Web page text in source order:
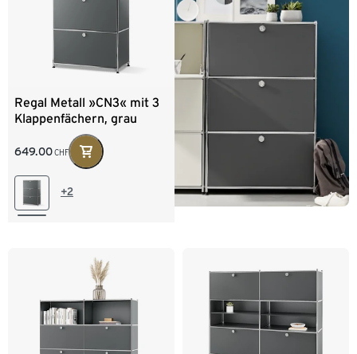
Regal Metall »CN3« mit 3
Klappenfächern, grau
649.00CHF
+2